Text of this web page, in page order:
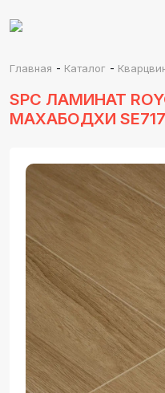
Главная - Каталог -
SPC ЛАМИНАТ
МАХАБОДХИ SE717